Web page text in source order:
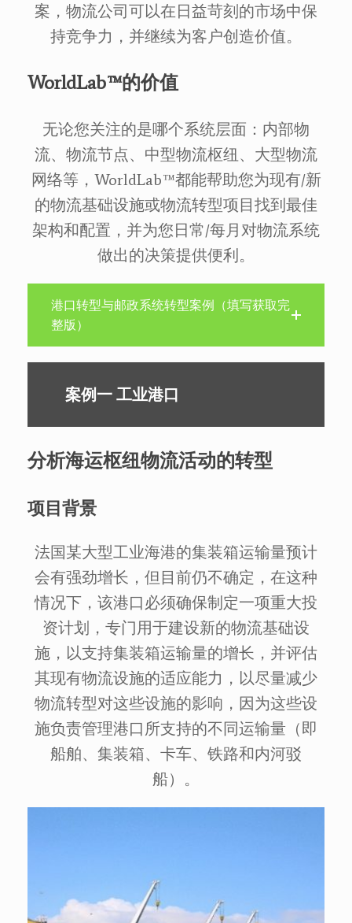
案，物流公司可以在日益苛刻的市场中保
持竞争力，并继续为客户创造价值。
WorldLab™的价值
无论您关注的是哪个系统层面：内部物
流、物流节点、中型物流枢纽、大型物流
网络等，WorldLab™都能帮助您为现有/新
的物流基础设施或物流转型项目找到最佳
架构和配置，并为您日常/每月对物流系统
做出的决策提供便利。
港口转型与邮政系统转型案例（填写获取完
整版）
案例一 工业港口
分析海运枢纽物流活动的转型
项目背景
法国某大型工业海港的集装箱运输量预计
会有强劲增长，但目前仍不确定，在这种
情况下，该港口必须确保制定一项重大投
资计划，专门用于建设新的物流基础设
施，以支持集装箱运输量的增长，并评估
其现有物流设施的适应能力，以尽量减少
物流转型对这些设施的影响，因为这些设
施负责管理港口所支持的不同运输量（即
船舶、集装箱、卡车、铁路和内河驳
船）。